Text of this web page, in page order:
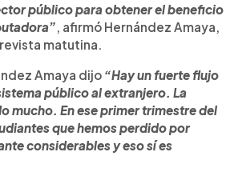
público para obtener el beneficio
, afirmó Hernández Amaya,
matutina.
Amaya dijo “Hay un fuerte flujo
público al extranjero. La
mucho. En ese primer trimestre del
que hemos perdido por
considerables y eso sí es